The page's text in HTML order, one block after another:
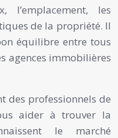
l’emplacement, les
de la propriété. Il
équilibre entre tous
agences immobilières
des professionnels de
aider à trouver la
le marché